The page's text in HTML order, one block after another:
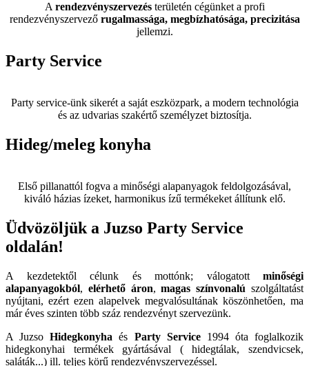
Arendezvényszervezésterületén cégünket a profi
rendezvényszervezőrugalmassága, megbízhatósága, precizitása
jellemzi.
Party Service
Party service-ünk sikerét a saját eszközpark, a modern technológia
és az udvarias szakértő személyzet biztosítja.
Hideg/meleg konyha
Első pillanattól fogva a minőségi alapanyagok feldolgozásával,
kiváló házias ízeket, harmonikus ízű termékeket állítunk elő.
Üdvözöljük a Juzso Party Service
oldalán!
A kezdetektől célunk és mottónk; válogatott minőségi
alapanyagokból, elérhető áron,magas színvonalú szolgáltatást
nyújtani, ezért ezen alapelvek megvalósultának köszönhetően, ma
már éves szinten több száz rendezvényt szervezünk.
A JuzsoHidegkonyhaés Party Service1994 óta foglalkozik
hidegkonyhai termékek gyártásával ( hidegtálak, szendvicsek,
saláták...) ill. teljes körű rendezvényszervezéssel.